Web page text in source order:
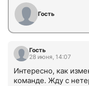
Гость
Гость
28 июня, 14:07
Интересно, как
команде. Жду с